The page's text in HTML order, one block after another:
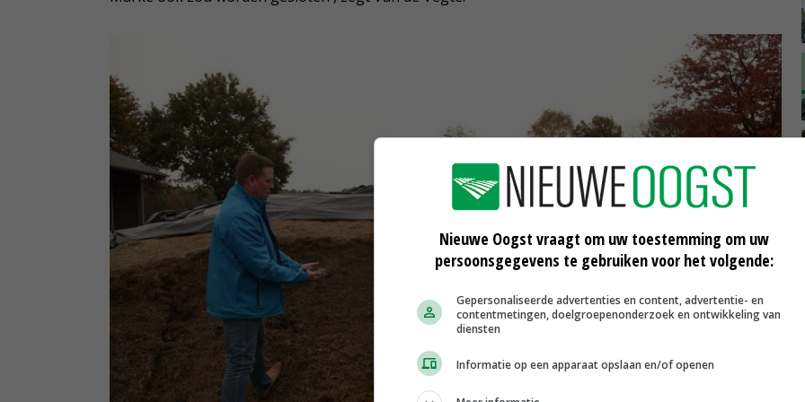
Nieuwe Oogst vraagt om uw toestemming om uw
persoonsgegevens te gebruiken voor het volgende:
Gepersonaliseerde advertenties en content, advertentie- en
contentmetingen, doelgroepenonderzoek en ontwikkeling van
diensten
Informatie op een apparaat opslaan en/of openen